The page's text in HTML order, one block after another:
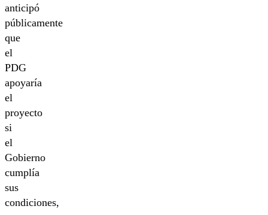
anticipó
públicamente
que
el
PDG
apoyaría
el
proyecto
si
el
Gobierno
cumplía
sus
condiciones,